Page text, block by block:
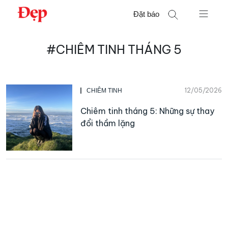
Chuyển
Đặt báo
#CHIÊM TINH THÁNG 5
CHIÊM TINH 12/05/2026
Chiêm tinh tháng 5: Những sự thay
đổi thầm lặng